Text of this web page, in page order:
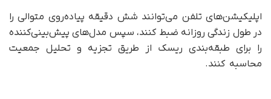
اپلیکیشن‌های تلفن می‌توانند شش دقیقه پیاده‌روی متوالی را
در طول زندگی روزانه ضبط کنند، سپس مدل‌های پیش‌بینی‌کننده
را برای طبقه‌بندی ریسک از طریق تجزیه و تحلیل جمعیت
محاسبه کنند.